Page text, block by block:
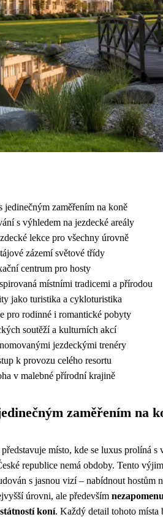
jedinečným zaměřením na koně
s výhledem na jezdecké areály
lekce pro všechny úrovně
zázemí světové třídy
centrum pro hosty
místními tradicemi a přírodou
jako turistika a cykloturistika
pro rodinné i romantické pobyty
soutěží a kulturních akcí
jezdeckými trenéry
k provozu celého resortu
v malebné přírodní krajině
zaměřením na
místo, kde se luxus prolíná s
republice nemá obdoby. Tento
s jasnou vizí – nabídnout hostům
úrovni, ale především
koní. Každý detail tohoto místa